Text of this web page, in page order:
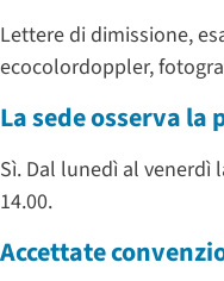
Lettere di dimissione,
ecocolordoppler,
La sede osserva la
Sì. Dal lunedì al venerdì
14.00.
Accettate